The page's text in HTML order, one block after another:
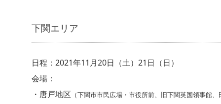
下関エリア
日程：2021年11月20日（土）21日（日）
会場：
・唐戸地区 （下関市市民広場・市役所前、旧下関英国領事館